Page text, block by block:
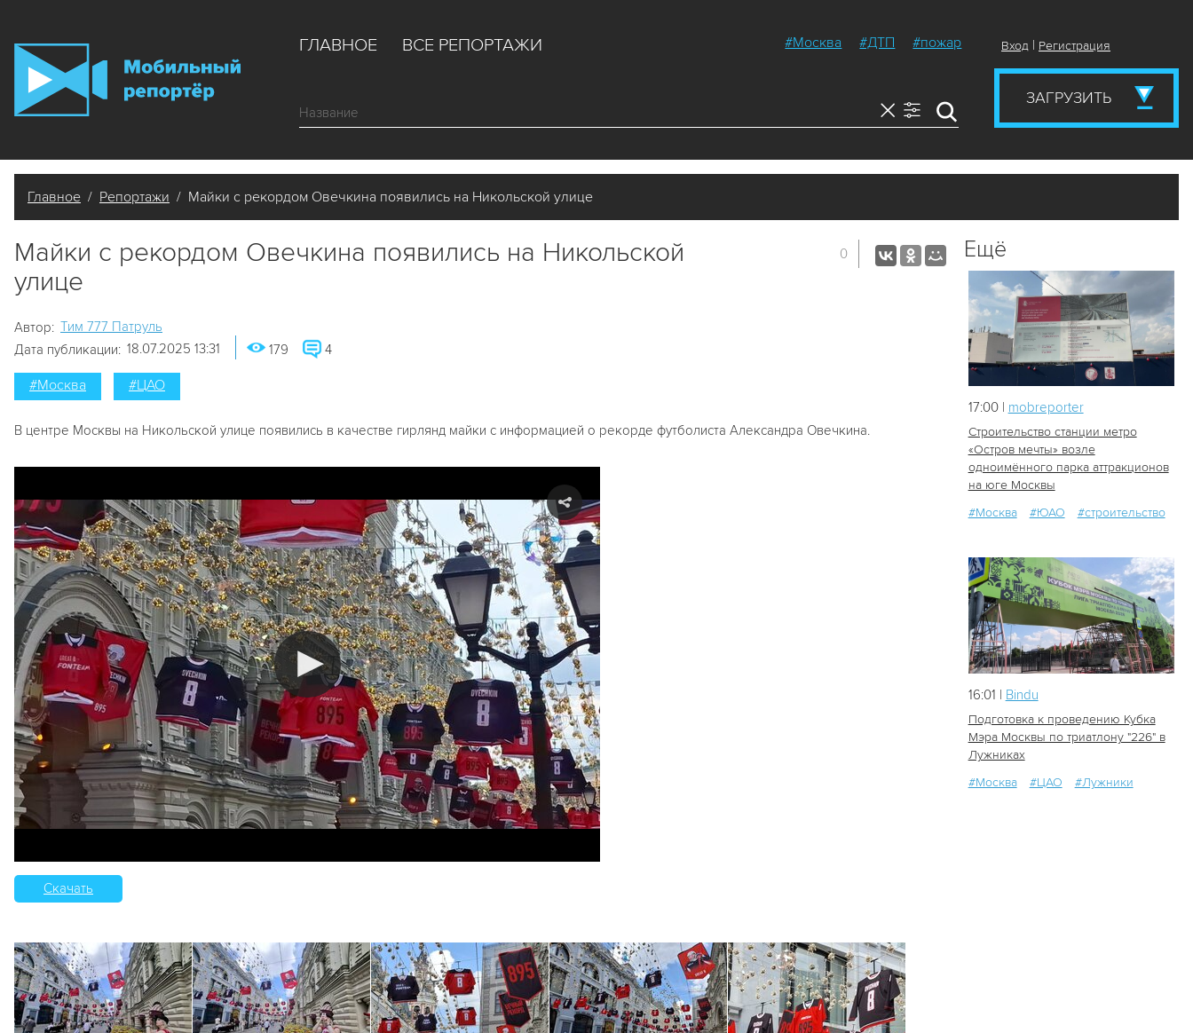
ГЛАВНОЕ ВСЕ РЕПОРТАЖИ #Москва #ДТП #пожар Вход | Регистрация
ЗАГРУЗИТЬ
Главное / Репортажи / Майки с рекордом Овечкина появились на Никольской улице
Майки с рекордом Овечкина появились на Никольской
улице
0
Автор: Tим 777 Патруль
Дата публикации: 18.07.2025 13:31 179 4
#Москва #ЦАО
В центре Москвы на Никольской улице появились в качестве гирлянд майки с информацией о рекорде футболиста Александра Овечкина.
Скачать
Ещё
17:00 | mobreporter
Строительство станции метро
«Остров мечты» возле
одноимённого парка аттракционов
на юге Москвы
#Москва
#ЮАО #строительство
16:01 | Bindu
Подготовка к проведению Кубка
Мэра Москвы по триатлону "226" в
Лужниках
#Москва
#ЦАО #Лужники